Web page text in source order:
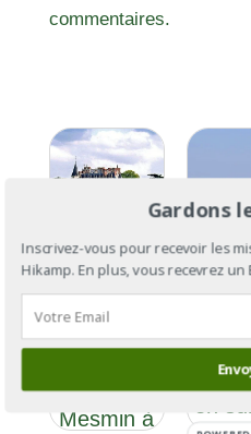
commentaires.
Section 7
: De La
St
Mesmin à
à la
Gardons
Inscrivez-vous pour recevoir les
Hikamp. En plus, vous recevrez